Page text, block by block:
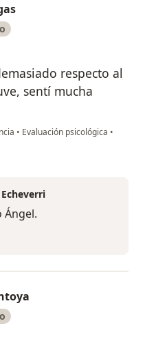
respecto al
sentí mucha
• Evaluación psicológica •
Villegas
Ángel.